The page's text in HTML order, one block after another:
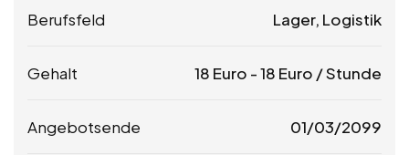
Berufsfeld Lager, Logistik
Gehalt 18 Euro -18 Euro / Stunde
Angebotsende 01/03/2099